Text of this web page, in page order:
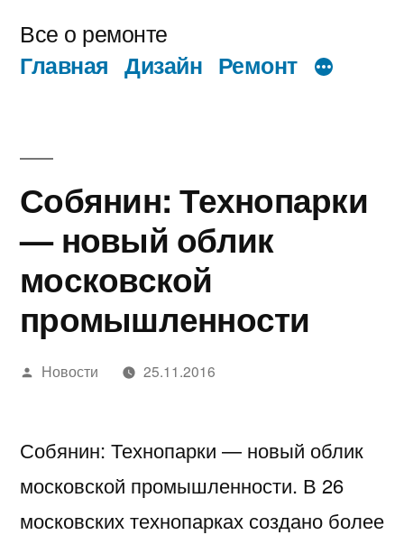
содержимому
Все о ремонте
Главная Дизайн Ремонт
Собянин: Технопарки
— новый облик
московской
промышленности
Написано
Новости 25.11.2016
Собянин: Технопарки — новый облик
московской промышленности. В 26
московских технопарках создано более